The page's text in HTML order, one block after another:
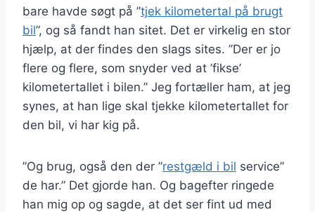
bare havde søgt på ”tjek kilometertal på brugt
bil”, og så fandt han sitet. Det er virkelig en stor
hjælp, at der findes den slags sites. ”Der er jo
flere og flere, som snyder ved at ’fikse’
kilometertallet i bilen.” Jeg fortæller ham, at jeg
synes, at han lige skal tjekke kilometertallet for
den bil, vi har kig på.
”Og brug, også den der ”restgæld i bil service”
de har.” Det gjorde han. Og bagefter ringede
han mig op og sagde, at det ser fint ud med